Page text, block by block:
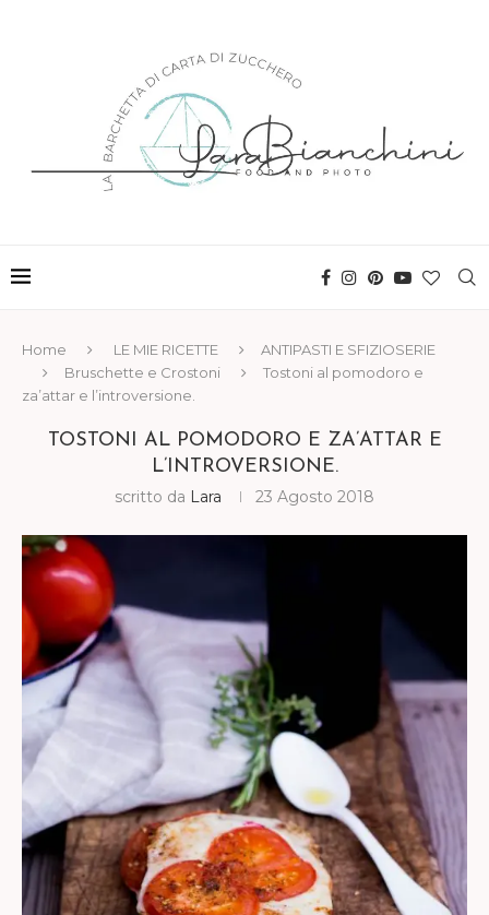
Home LE MIE RICETTE
ANTIPASTI E SFIZIOSERIE
Bruschette e Crostoni
Tostoni al pomodoro e
za’attar e l’introversione.
TOSTONI AL POMODORO E ZA’ATTAR E
L’INTROVERSIONE.
scritto da Lara 23 Agosto 2018